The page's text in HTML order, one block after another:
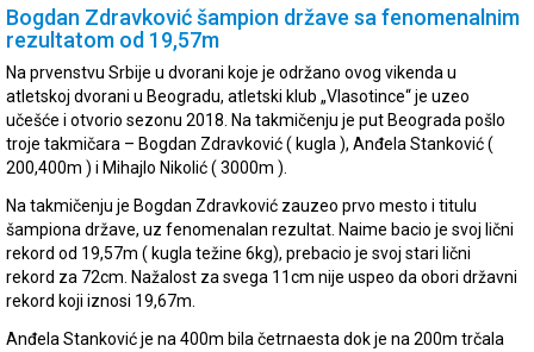
Bogdan Zdravković šampion države sa fenomenalnim
rezultatom od 19,57m
Na prvenstvu Srbije u dvorani koje je održano ovog vikenda u
atletskoj dvorani u Beogradu, atletski klub „Vlasotince“ je uzeo
učešće i otvorio sezonu 2018. Na takmičenju je put Beograda pošlo
troje takmičara – Bogdan Zdravković ( kugla ), Anđela Stanković (
200,400m ) i Mihajlo Nikolić ( 3000m ).
Na takmičenju je Bogdan Zdravković zauzeo prvo mesto i titulu
šampiona države, uz fenomenalan rezultat. Naime bacio je svoj lični
rekord od 19,57m ( kugla težine 6kg), prebacio je svoj stari lični
rekord za 72cm. Nažalost za svega 11cm nije uspeo da obori državni
rekord koji iznosi 19,67m.
Anđela Stanković je na 400m bila četrnaesta dok je na 200m trčala